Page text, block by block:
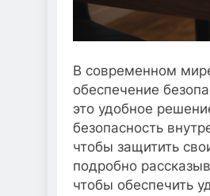
В современном
обеспечение
это удобное
безопасность
чтобы защитить
подробно
чтобы обеспечить